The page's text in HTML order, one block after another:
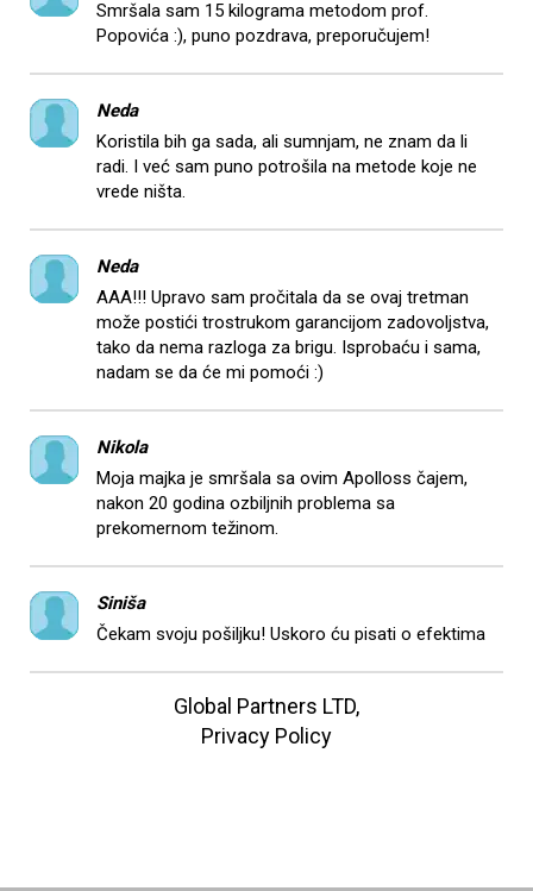
Smršala sam 15 kilograma metodom prof.
Popovića :), puno pozdrava, preporučujem!
Neda
Koristila bih ga sada, ali sumnjam, ne znam da li
radi. I već sam puno potrošila na metode koje ne
vrede ništa.
Neda
AAA!!! Upravo sam pročitala da se ovaj tretman
može postići trostrukom garancijom zadovoljstva,
tako da nema razloga za brigu. Isprobaću i sama,
nadam se da će mi pomoći :)
Nikola
Moja majka je smršala sa ovim Apolloss čajem,
nakon 20 godina ozbiljnih problema sa
prekomernom težinom.
Siniša
Čekam svoju pošiljku! Uskoro ću pisati o efektima
Global Partners LTD,
Privacy Policy